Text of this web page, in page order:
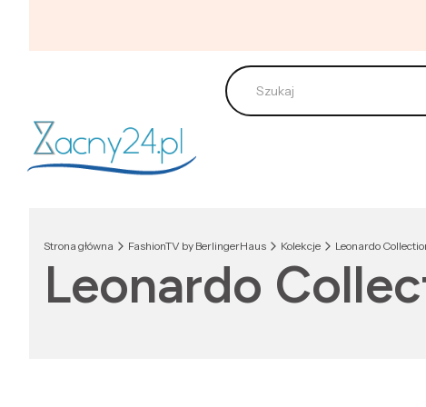
Strona główna FashionTV by BerlingerHaus Kolekcje Leonardo
Leonardo